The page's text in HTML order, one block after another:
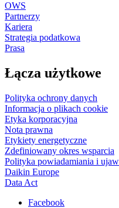
OWS
Partnerzy
Kariera
Strategia podatkowa
Prasa
Łącza użytkowe
Polityka ochrony danych
Informacja o plikach cookie
Etyka korporacyjna
Nota prawna
Etykiety energetyczne
Zdefiniowany okres wsparcia
Polityka powiadamiania i
Daikin Europe
Data Act
Facebook